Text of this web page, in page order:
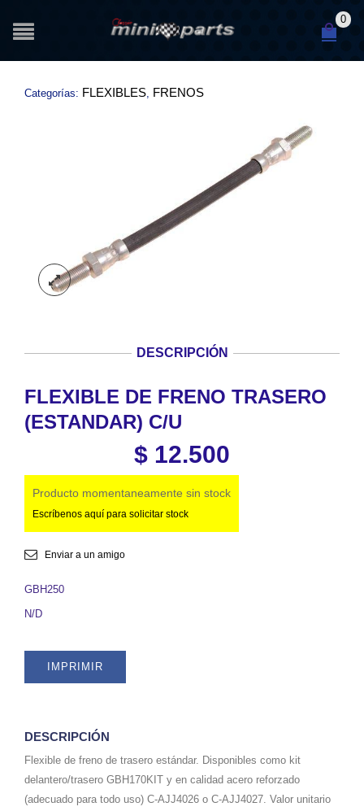
0
Categorías: FLEXIBLES FRENOS
DESCRIPCIÓN
FLEXIBLE DE FRENO TRASERO
(ESTANDAR) C/U
$ 12.500
Producto momentaneamente sin stock
Escríbenos aquí para solicitar stock
Enviar a un amigo
GBH250
N/D
IMPRIMIR
DESCRIPCIÓN
Flexible de freno de trasero estándar. Disponibles como kit
delantero/trasero GBH170KIT y en calidad acero reforzado
(adecuado para todo uso) C-AJJ4026 o C-AJJ4027. Valor unitario